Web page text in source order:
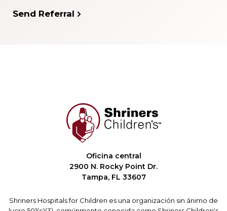
Send Referral
Oficina central
2900 N. Rocky Point Dr.
Tampa, FL 33607
Shriners Hospitals for Children es una organización sin ánimo de